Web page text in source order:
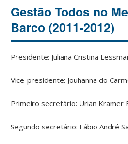
Gestão Todos no
Barco (2011-2012)
Presidente: Juliana Cristina
Vice-presidente: Jouhanna do
Primeiro secretário: Urian Kramer
Segundo secretário: Fábio André